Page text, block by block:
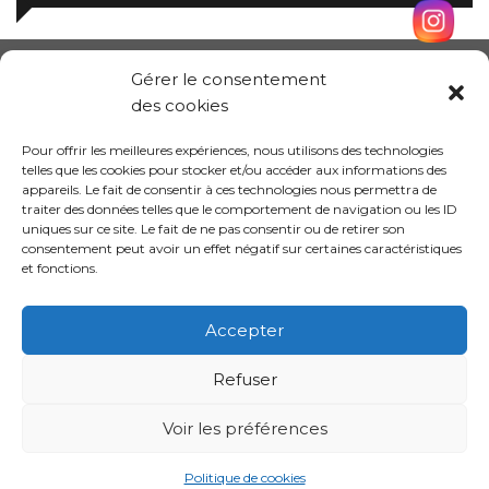
Gérer le consentement
des cookies
Pour offrir les meilleures expériences, nous utilisons des technologies
telles que les cookies pour stocker et/ou accéder aux informations des
appareils. Le fait de consentir à ces technologies nous permettra de
traiter des données telles que le comportement de navigation ou les ID
uniques sur ce site. Le fait de ne pas consentir ou de retirer son
consentement peut avoir un effet négatif sur certaines caractéristiques
et fonctions.
Accepter
Refuser
Voir les préférences
Politique de cookies
Conception site :Kalankaa
Mentions